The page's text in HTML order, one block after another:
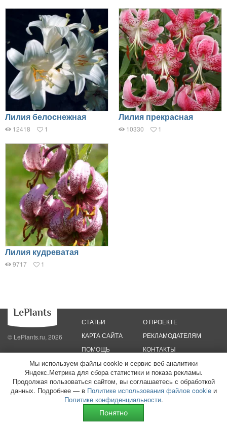
Лилия белоснежная
12418 1
Лилия прекрасная
10330 1
Лилия кудреватая
9717 1
© LePlants.ru, 2026
СТАТЬИ
КАРТА САЙТА
ПОМОЩЬ
О ПРОЕКТЕ
РЕКЛАМОДАТЕЛЯМ
КОНТАКТЫ
Политика конфиденциальности
Политика использования файлов cookie
Пользовательское соглашение
Редакционные стандарты
ООО «Трафик»
ИНН 7813175200 ОГРН 1027806866724
Монетизация
Мы используем файлы cookie и сервис веб-аналитики
Яндекс.Метрика для сбора статистики и показа рекламы.
Продолжая пользоваться сайтом, вы соглашаетесь с обработкой
данных. Подробнее — в Политике использования файлов cookieи
Политике конфиденциальности.
Понятно